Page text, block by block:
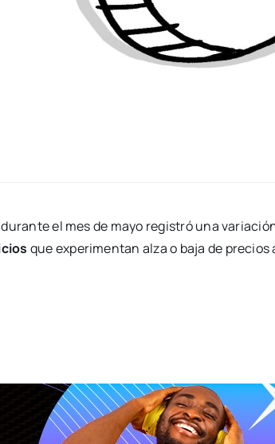
el mes de mayo registró una
que experimentan alza o baja de